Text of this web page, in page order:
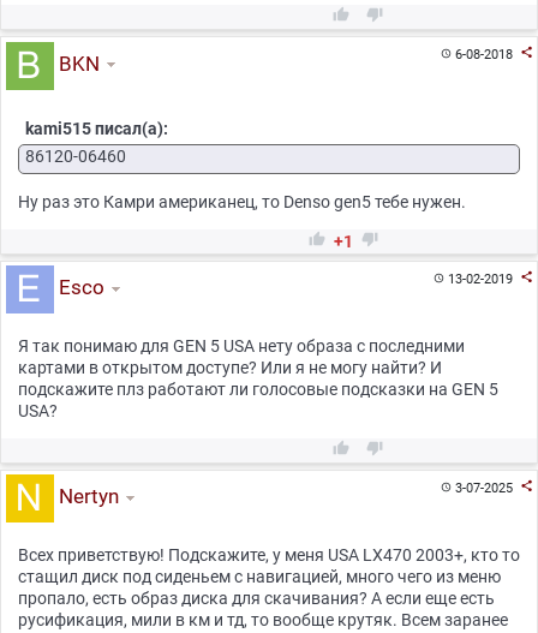
 
6-08-2018 
BKN
kami515 писал(а):
86120-06460
Ну раз это Камри американец, то Denso gen5 тебе нужен.
 +1 
13-02-2019 
Esco
Я так понимаю для GEN 5 USA нету образа с последними
картами в открытом доступе? Или я не могу найти? И
подскажите плз работают ли голосовые подсказки на GEN 5
USA?
 
3-07-2025 
Nertyn
Всех приветствую! Подскажите, у меня USA LX470 2003+, кто то
стащил диск под сиденьем с навигацией, много чего из меню
пропало, есть образ диска для скачивания? А если еще есть
русификация, мили в км и тд, то вообще крутяк. Всем заранее